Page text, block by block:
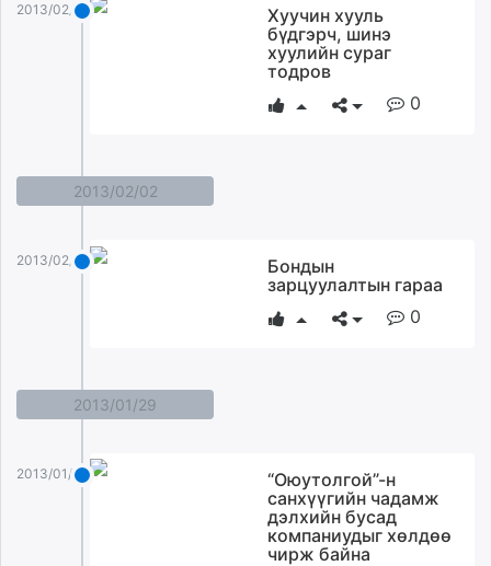
2013/02/04
Хуучин хууль
бүдгэрч, шинэ
хуулийн сураг
тодров
0
2013/02/02
2013/02/02
Бондын
зарцуулалтын гараа
0
2013/01/29
2013/01/29
“Оюутолгой”-н
санхүүгийн чадамж
дэлхийн бусад
компаниудыг хөлдөө
чирж байна